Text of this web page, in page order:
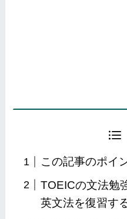
この記事のポイ
TOEICの文法勉
英文法を復習す